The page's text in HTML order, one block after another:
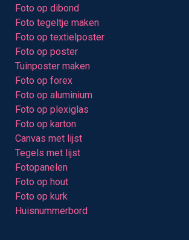
Foto op dibond
Foto tegeltje maken
Foto op textielposter
Foto op poster
Tuinposter maken
Foto op forex
Foto op aluminium
Foto op plexiglas
Foto op karton
Canvas met lijst
Tegels met lijst
Fotopanelen
Foto op hout
Foto op kurk
Huisnummerbord